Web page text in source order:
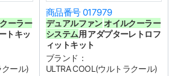
ーラー
トキッ
クール)
商品番号 017979
デュアルファンオイルクーラー
システム用 アダプターレトロフ
ィットキット
ブランド：
ULTRA COOL(ウルトラクール)